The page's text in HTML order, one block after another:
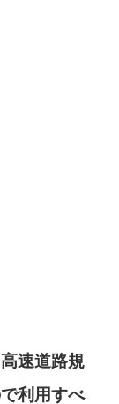
速道路規
利用すべ